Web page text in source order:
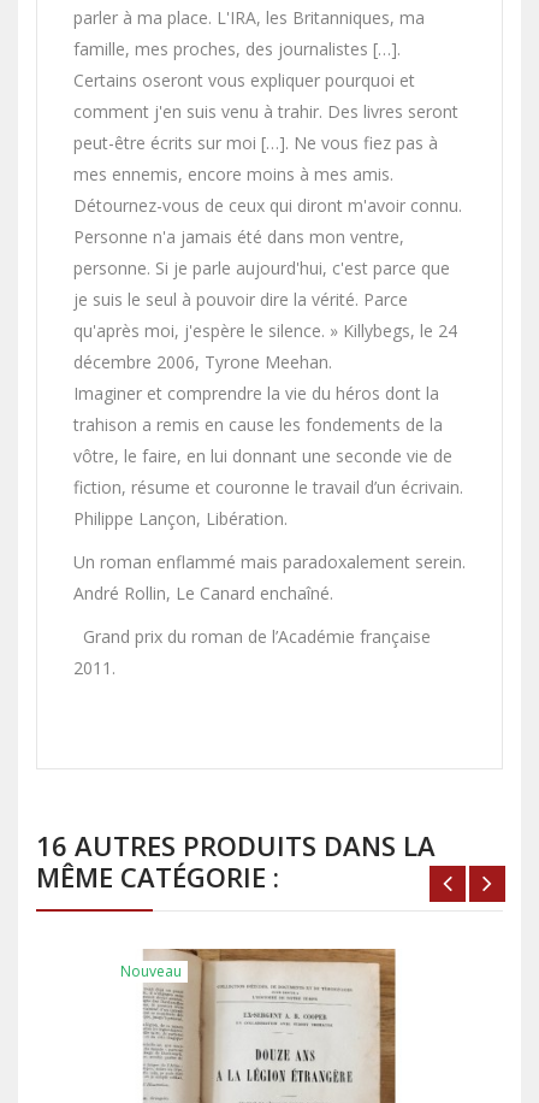
parler à ma place. L'IRA, les Britanniques, ma
famille, mes proches, des journalistes […].
Certains oseront vous expliquer pourquoi et
comment j'en suis venu à trahir. Des livres seront
peut-être écrits sur moi […]. Ne vous fiez pas à
mes ennemis, encore moins à mes amis.
Détournez-vous de ceux qui diront m'avoir connu.
Personne n'a jamais été dans mon ventre,
personne. Si je parle aujourd'hui, c'est parce que
je suis le seul à pouvoir dire la vérité. Parce
qu'après moi, j'espère le silence. » Killybegs, le 24
décembre 2006, Tyrone Meehan.
Imaginer et comprendre la vie du héros dont la
trahison a remis en cause les fondements de la
vôtre, le faire, en lui donnant une seconde vie de
fiction, résume et couronne le travail d’un écrivain.
Philippe Lançon, Libération.
Un roman enflammé mais paradoxalement serein.
André Rollin, Le Canard enchaîné.
Grand prix du roman de l’Académie française
2011.
16 AUTRES PRODUITS DANS LA
MÊME CATÉGORIE :
Nouveau